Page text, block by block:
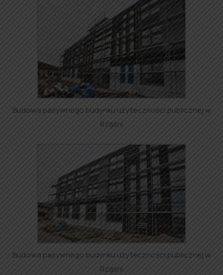
Budowa pasywnego budynku użyteczności publicznej w
Rząśni
Budowa pasywnego budynku użyteczności publicznej w
Rząśni